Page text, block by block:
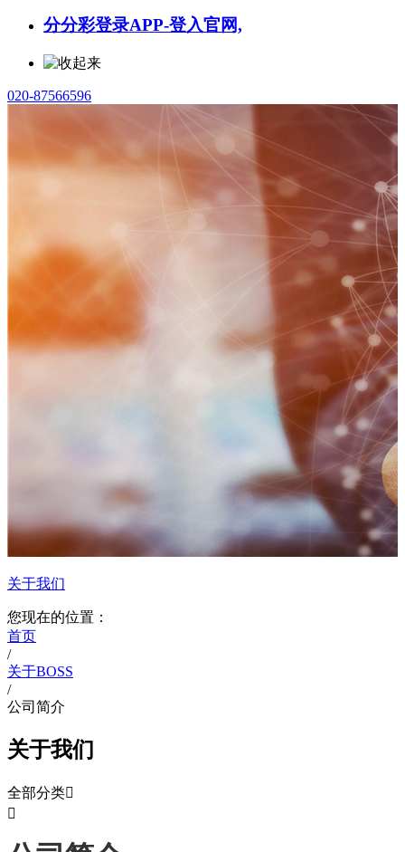
分分彩登录APP-登入官网,
020-87566596
关于我们
您现在的位置：
首页
/
关于BOSS
/
公司简介
关于我们
全部分类
